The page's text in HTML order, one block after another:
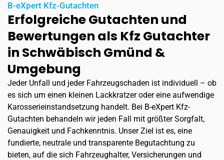
B-eXpert Kfz-Gutachten
Erfolgreiche Gutachten und
Bewertungen als Kfz Gutachter
in Schwäbisch Gmünd &
Umgebung
Jeder Unfall und jeder Fahrzeugschaden ist individuell – ob
es sich um einen kleinen Lackkratzer oder eine aufwendige
Karosserieinstandsetzung handelt. Bei B-eXpert Kfz-
Gutachten behandeln wir jeden Fall mit größter Sorgfalt,
Genauigkeit und Fachkenntnis. Unser Ziel ist es, eine
fundierte, neutrale und transparente Begutachtung zu
bieten, auf die sich Fahrzeughalter, Versicherungen und